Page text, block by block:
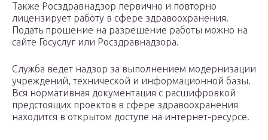
Также Росздравнадзор первично и повторно
лицензирует работу в сфере здравоохранения.
Подать прошение на разрешение работы можно на
сайте Госуслуг или Росздравнадзора.
Служба ведет надзор за выполнением модернизации
учреждений, технической и информационной базы.
Вся нормативная документация с расшифровкой
предстоящих проектов в сфере здравоохранения
находится в открытом доступе на интернет-ресурсе.